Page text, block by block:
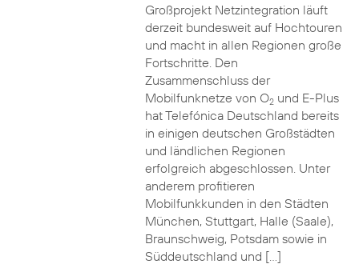
Großprojekt Netzintegration läuft
derzeit bundesweit auf Hochtouren
und macht in allen Regionen große
Fortschritte. Den
Zusammenschluss der
Mobilfunknetze von O2und E-Plus
hat Telefónica Deutschland bereits
in einigen deutschen Großstädten
und ländlichen Regionen
erfolgreich abgeschlossen. Unter
anderem profitieren
Mobilfunkkunden in den Städten
München, Stuttgart, Halle (Saale),
Braunschweig, Potsdam sowie in
Süddeutschland und […]